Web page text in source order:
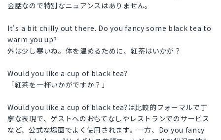
会話なので特別なニュアンスはありません。
It's a bit chilly out there. Do you fancy some black tea to
warm you up?
外は少し寒いね。体を温めるために、紅茶はいかが？
Would you like a cup of black tea?
「紅茶を一杯いかがですか？」
Would you like a cup of black tea?は比較的フォーマルで丁
寧な表現で、ゲストへのおもてなしやレストランでのサービス
など、公式な場面でよく使用されます。一方、Do you fancy